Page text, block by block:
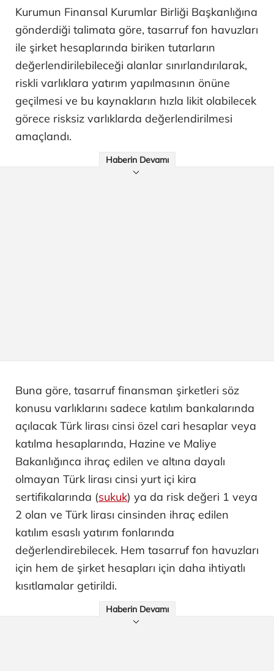
Kurumun Finansal Kurumlar Birliği Başkanlığına
gönderdiği talimata göre, tasarruf fon havuzları
ile şirket hesaplarında biriken tutarların
değerlendirilebileceği alanlar sınırlandırılarak,
riskli varlıklara yatırım yapılmasının önüne
geçilmesi ve bu kaynakların hızla likit olabilecek
görece risksiz varlıklarda değerlendirilmesi
amaçlandı.
Haberin Devamı
Buna göre, tasarruf finansman şirketleri söz
konusu varlıklarını sadece katılım bankalarında
açılacak Türk lirası cinsi özel cari hesaplar veya
katılma hesaplarında, Hazine ve Maliye
Bakanlığınca ihraç edilen ve altına dayalı
olmayan Türk lirası cinsi yurt içi kira
sertifikalarında (sukuk) ya da risk değeri 1 veya
2 olan ve Türk lirası cinsinden ihraç edilen
katılım esaslı yatırım fonlarında
değerlendirebilecek. Hem tasarruf fon havuzları
için hem de şirket hesapları için daha ihtiyatlı
kısıtlamalar getirildi.
Haberin Devamı